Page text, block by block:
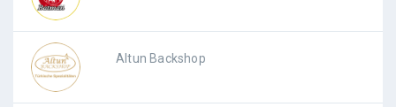
Altun Backshop